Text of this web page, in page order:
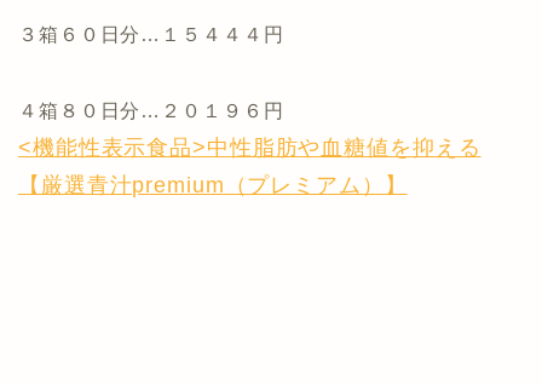
３箱６０日分…１５４４４円
４箱８０日分…２０１９６円
<機能性表示食品>中性脂肪や血糖値を抑える
【厳選青汁premium（プレミアム）】